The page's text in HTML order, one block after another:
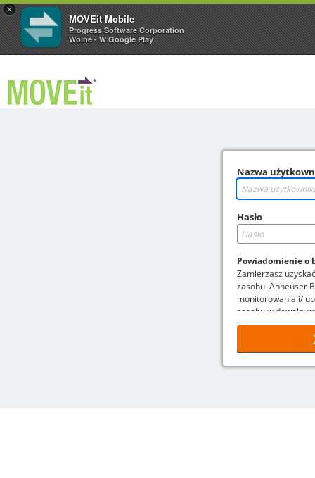
×
MOVEit Mobile
Progress Software Corporation
Wolne - W Google Play
Nazwa
Hasło
Powiadomienie o
Zamierzasz
zasobu. Anheuser
monitorowania i/
zasobu w